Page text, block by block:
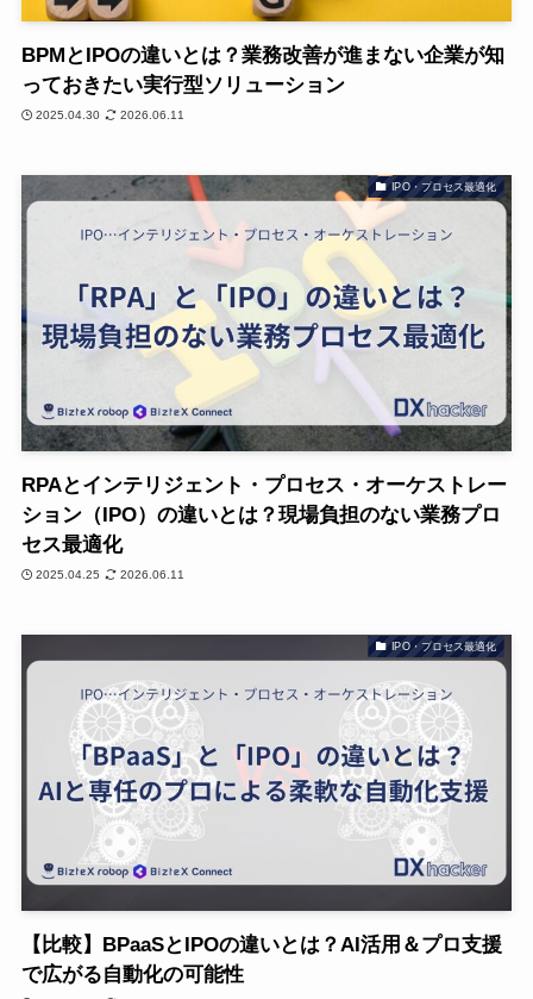
BPMとIPOの違いとは？業務改善が進まない企業が知
っておきたい実行型ソリューション
2025.04.30 2026.06.11
IPO・プロセス最適化
RPAとインテリジェント・プロセス・オーケストレー
ション（IPO）の違いとは？現場負担のない業務プロ
セス最適化
2025.04.25 2026.06.11
IPO・プロセス最適化
【比較】BPaaSとIPOの違いとは？AI活用＆プロ支援
で広がる自動化の可能性